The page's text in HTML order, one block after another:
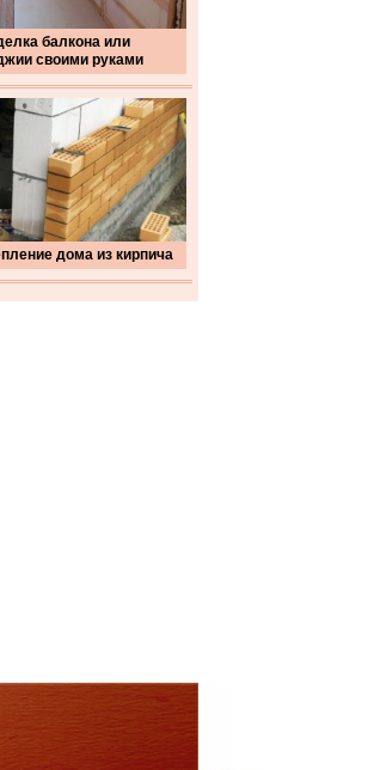
балкона или
своими руками
дома из кирпича